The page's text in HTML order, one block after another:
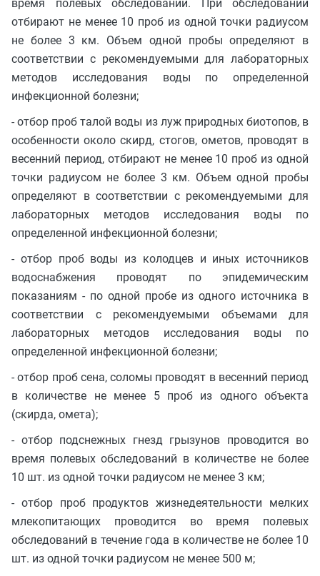
время полевых обследований. При обследовании
отбирают не менее 10 проб из одной точки радиусом
не более 3 км. Объем одной пробы определяют в
соответствии с рекомендуемыми для лабораторных
методов исследования воды по определенной
инфекционной болезни;
- отбор проб талой воды из луж природных биотопов, в
особенности около скирд, стогов, ометов, проводят в
весенний период, отбирают не менее 10 проб из одной
точки радиусом не более 3 км. Объем одной пробы
определяют в соответствии с рекомендуемыми для
лабораторных методов исследования воды по
определенной инфекционной болезни;
- отбор проб воды из колодцев и иных источников
водоснабжения проводят по эпидемическим
показаниям - по одной пробе из одного источника в
соответствии с рекомендуемыми объемами для
лабораторных методов исследования воды по
определенной инфекционной болезни;
- отбор проб сена, соломы проводят в весенний период
в количестве не менее 5 проб из одного объекта
(скирда, омета);
- отбор подснежных гнезд грызунов проводится во
время полевых обследований в количестве не более
10 шт. из одной точки радиусом не менее 3 км;
- отбор проб продуктов жизнедеятельности мелких
млекопитающих проводится во время полевых
обследований в течение года в количестве не более 10
шт. из одной точки радиусом не менее 500 м;